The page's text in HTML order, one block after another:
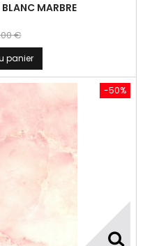
MARBRE
€
panier
-50%